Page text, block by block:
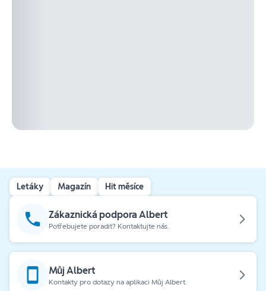
Letáky Magazín Hit měsíce
Zákaznická podpora Albert
Potřebujete poradit? Kontaktujte nás.
Můj Albert
Kontakty pro dotazy na aplikaci Můj Albert.